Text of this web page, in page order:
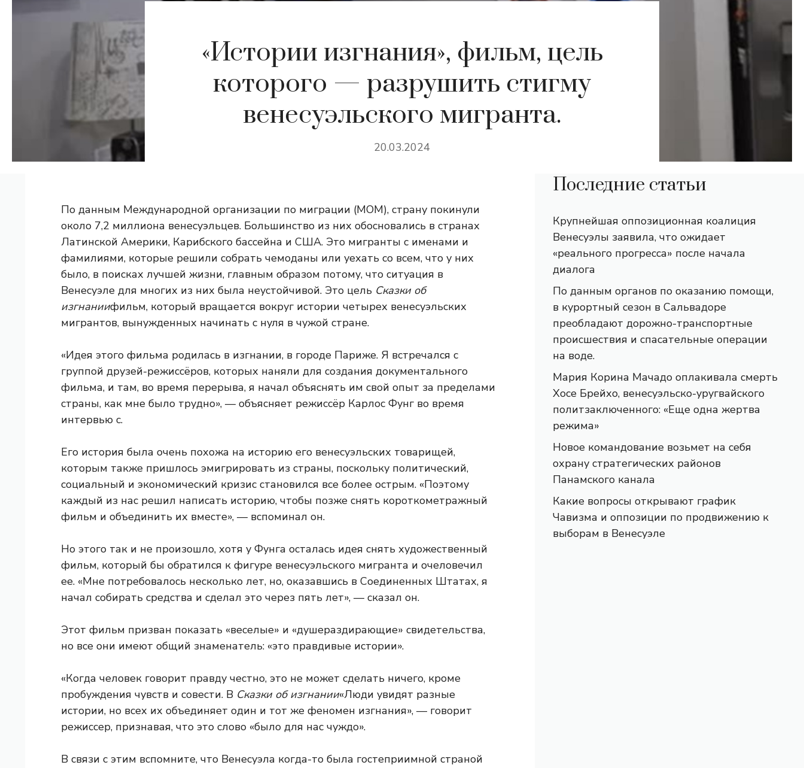
«Истории изгнания», фильм, цель
которого — разрушить стигму
венесуэльского мигранта.
20.03.2024
По данным Международной организации по миграции (МОМ), страну покинули
около 7,2 миллиона венесуэльцев. Большинство из них обосновались в странах
Латинской Америки, Карибского бассейна и США. Это мигранты с именами и
фамилиями, которые решили собрать чемоданы или уехать со всем, что у них
было, в поисках лучшей жизни, главным образом потому, что ситуация в
Венесуэле для многих из них была неустойчивой. Это цель Сказки об
изгнаниифильм, который вращается вокруг истории четырех венесуэльских
мигрантов, вынужденных начинать с нуля в чужой стране.
«Идея этого фильма родилась в изгнании, в городе Париже. Я встречался с
группой друзей-режиссёров, которых наняли для создания документального
фильма, и там, во время перерыва, я начал объяснять им свой опыт за пределами
страны, как мне было трудно», — объясняет режиссёр Карлос Фунг во время
интервью с.
Его история была очень похожа на историю его венесуэльских товарищей,
которым также пришлось эмигрировать из страны, поскольку политический,
социальный и экономический кризис становился все более острым. «Поэтому
каждый из нас решил написать историю, чтобы позже снять короткометражный
фильм и объединить их вместе», — вспоминал он.
Но этого так и не произошло, хотя у Фунга осталась идея снять художественный
фильм, который бы обратился к фигуре венесуэльского мигранта и очеловечил
ее. «Мне потребовалось несколько лет, но, оказавшись в Соединенных Штатах, я
начал собирать средства и сделал это через пять лет», — сказал он.
Этот фильм призван показать «веселые» и «душераздирающие» свидетельства,
но все они имеют общий знаменатель: «это правдивые истории».
«Когда человек говорит правду честно, это не может сделать ничего, кроме
пробуждения чувств и совести. В Сказки об изгнании«Люди увидят разные
истории, но всех их объединяет один и тот же феномен изгнания», — говорит
режиссер, признавая, что это слово «было для нас чуждо».
В связи с этим вспомните, что Венесуэла когда-то была гостеприимной страной
Последние статьи
Крупнейшая оппозиционная коалиция
Венесуэлы заявила, что ожидает
«реального прогресса» после начала
диалога
По данным органов по оказанию помощи,
в курортный сезон в Сальвадоре
преобладают дорожно-транспортные
происшествия и спасательные операции
на воде.
Мария Корина Мачадо оплакивала смерть
Хосе Брейхо, венесуэльско-уругвайского
политзаключенного: «Еще одна жертва
режима»
Новое командование возьмет на себя
охрану стратегических районов
Панамского канала
Какие вопросы открывают график
Чавизма и оппозиции по продвижению к
выборам в Венесуэле